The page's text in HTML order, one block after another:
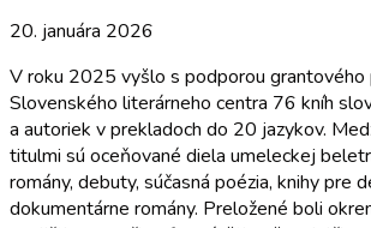
20. januára 2026
V roku 2025 vyšlo s podporou grantového
Slovenského literárneho centra 76 kníh
a autoriek v prekladoch do 20 jazykov.
titulmi sú oceňované diela umeleckej
romány, debuty, súčasná poézia, knihy pre
dokumentárne romány. Preložené boli